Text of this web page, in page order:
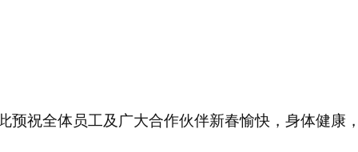
预祝全体员工及广大合作伙伴新春愉快，身体健康